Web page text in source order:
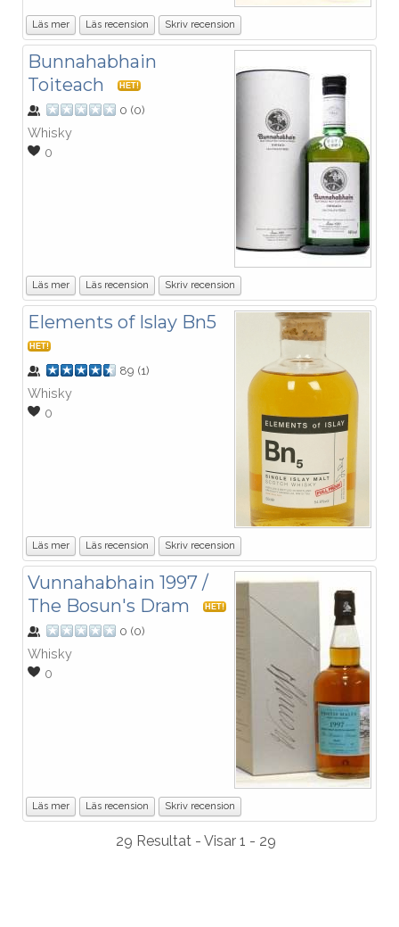
Läs mer Läs recension Skriv recension
Bunnahabhain
Toiteach
HET!
0 (0)
Whisky
0
Läs mer Läs recension Skriv recension
Elements of Islay Bn5
HET!
89 (1)
Whisky
0
Läs mer Läs recension Skriv recension
Vunnahabhain 1997 /
The Bosun's Dram
HET!
0 (0)
Whisky
0
Läs mer Läs recension Skriv recension
29 Resultat - Visar 1 - 29